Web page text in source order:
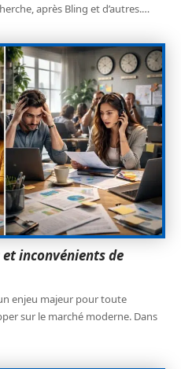
après Bling et d’autres.…
et inconvénients de
enjeu majeur pour toute
sur le marché moderne. Dans